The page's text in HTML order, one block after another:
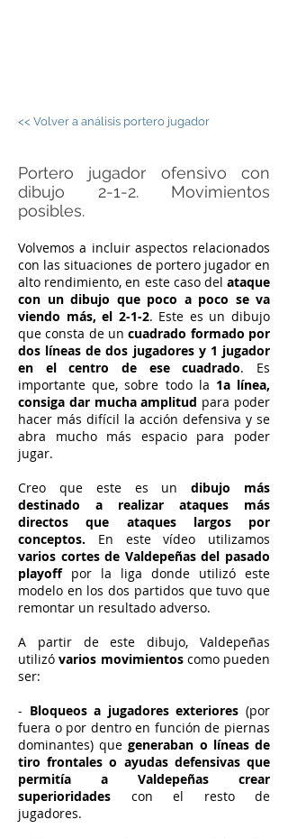
<< Volver a análisis portero jugador
Portero jugador ofensivo con
dibujo 2-1-2. Movimientos
posibles.
Volvemos a incluir aspectos relacionados
con las situaciones de portero jugador en
alto rendimiento, en este caso del ataque
con un dibujo que poco a poco se va
viendo más, el 2-1-2. Este es un dibujo
que consta de uncuadrado formado por
dos líneas de dos jugadores y 1 jugador
en el centro de ese cuadrado. Es
importante que, sobre todo la 1a línea,
consiga dar mucha amplitud para poder
hacer más difícil la acción defensiva y se
abra mucho más espacio para poder
jugar.
Creo que este es undibujo más
destinado a realizar ataques más
directos que ataques largos por
conceptos. En este vídeo utilizamos
varios cortes de Valdepeñas del pasado
playoffpor la liga donde utilizó este
modelo en los dos partidos que tuvo que
remontar un resultado adverso.
A partir de este dibujo, Valdepeñas
utilizóvarios movimientoscomo pueden
ser:
- Bloqueos a jugadores exteriores (por
fuera o por dentro en función de piernas
dominantes) quegeneraban o líneas de
tiro frontales o ayudas defensivas que
permitía a Valdepeñas crear
superioridades con el resto de
jugadores.